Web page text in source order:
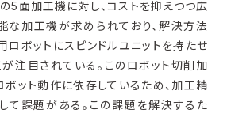
5面加工機に対し、コストを抑えつつ広
な加工機が求められており、解決方法
ロボットにスピンドルユニットを持たせ
注目されている。このロボット切削加
ット動作に依存しているため、加工精
て課題がある。この課題を解決するた